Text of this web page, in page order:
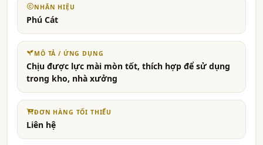
NHÃN HIỆU
Phú Cát
MÔ TẢ / ỨNG DỤNG
Chịu được lực mài mòn tốt, thích hợp để sử dụng
trong kho, nhà xưởng
ĐƠN HÀNG TỐI THIỂU
Liên hệ